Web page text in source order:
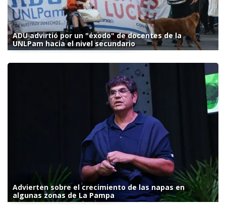
ADU advirtió por un "éxodo" de docentes de la
UNLPam hacia el nivel secundario
Advierten sobre el crecimiento de las napas en
algunas zonas de La Pampa